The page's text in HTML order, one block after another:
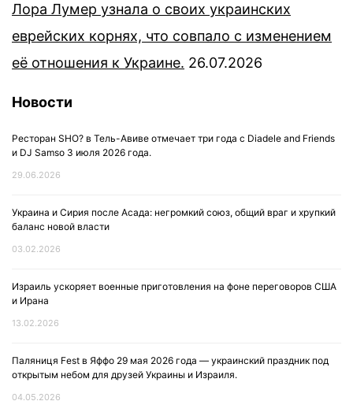
Лора Лумер узнала о своих украинских
еврейских корнях, что совпало с изменением
её отношения к Украине. 26.07.2026
Новости
Ресторан SHO? в Тель-Авиве отмечает три года с Diadele and Friends
и DJ Samso 3 июля 2026 года.
29.06.2026
Украина и Сирия после Асада: негромкий союз, общий враг и хрупкий
баланс новой власти
03.02.2026
Израиль ускоряет военные приготовления на фоне переговоров США
и Ирана
13.02.2026
Паляниця Fest в Яффо 29 мая 2026 года — украинский праздник под
открытым небом для друзей Украины и Израиля.
04.05.2026